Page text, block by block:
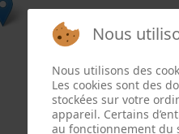
Nous
Nous utilisons des
Les cookies sont des
stockées sur votre
appareil. Certains
au fonctionnement du